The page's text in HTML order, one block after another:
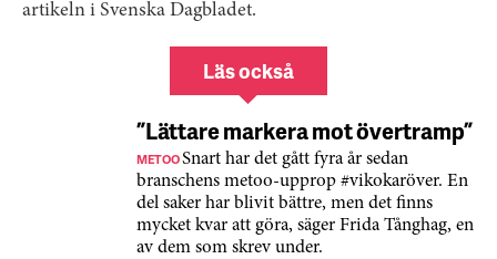
artikeln i Svenska Dagbladet.
Läs också
”Lättare markera mot övertramp”
METOOSnart har det gått fyra år sedan
branschens metoo-upprop #vikokaröver. En
del saker har blivit bättre, men det finns
mycket kvar att göra, säger Frida Tånghag, en
av dem som skrev under.